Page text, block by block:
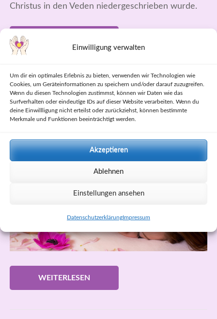
Einwilligung verwalten
Um dir ein optimales Erlebnis zu bieten, verwenden wir Technologien wie
Cookies, um Geräteinformationen zu speichern und/oder darauf zuzugreifen.
Wenn du diesen Technologien zustimmst, können wir Daten wie das
Surfverhalten oder eindeutige IDs auf dieser Website verarbeiten. Wenn du
deine Einwillligung nicht erteilst oder zurückziehst, können bestimmte
Merkmale und Funktionen beeinträchtigt werden.
Akzeptieren
Ablehnen
Einstellungen ansehen
DatenschutzerklärungImpressum
Christus in den Veden niedergeschrieben wurde.
Herzlich Willkommen
4. März 2018
WEITERLESEN